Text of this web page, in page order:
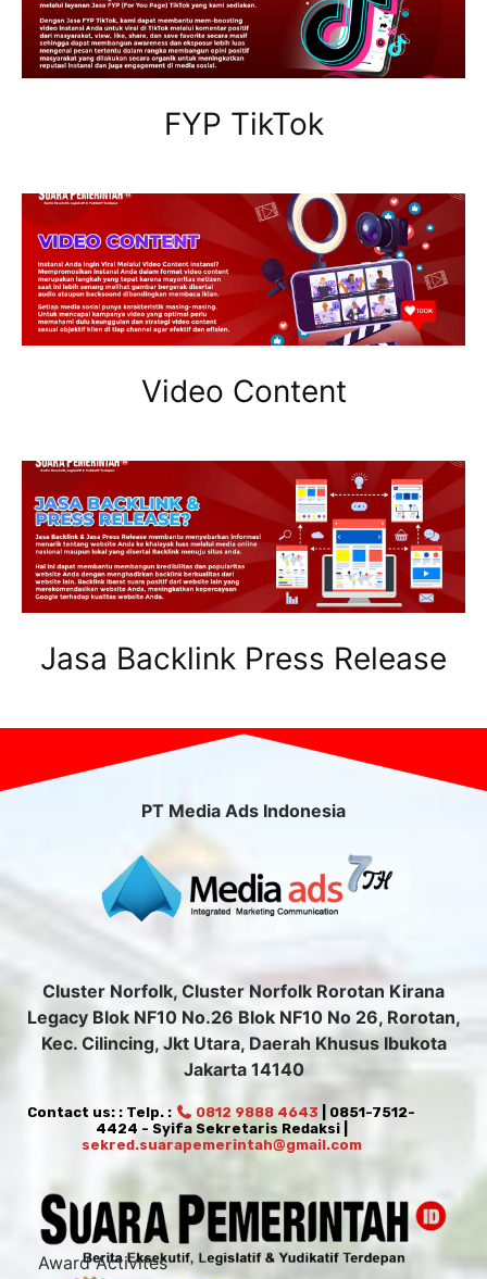
FYP TikTok
Video Content
Jasa Backlink Press Release
PT Media Ads Indonesia
Cluster Norfolk, Cluster Norfolk Rorotan Kirana
Legacy Blok NF10 No.26 Blok NF10 No 26, Rorotan,
Kec. Cilincing, Jkt Utara, Daerah Khusus Ibukota
Jakarta 14140
Contact us: : Telp. : 0812 9888 4643 | 0851-7512-
4424 - Syifa Sekretaris Redaksi |
sekred.suarapemerintah@gmail.com
Award Activites